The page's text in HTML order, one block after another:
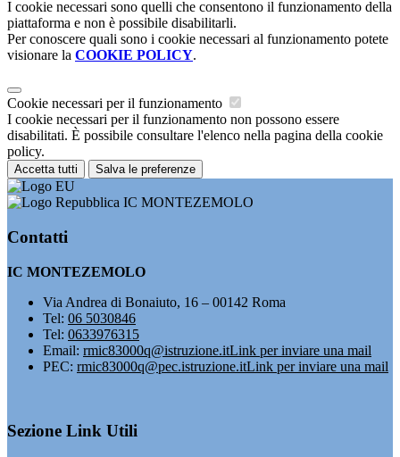
I cookie necessari sono quelli che consentono il funzionamento della
piattaforma e non è possibile disabilitarli.
Per conoscere quali sono i cookie necessari al funzionamento potete
visionare la COOKIE POLICY.
Cookie necessari per il funzionamento
I cookie necessari per il funzionamento non possono essere
disabilitati. È possibile consultare l'elenco nella pagina della cookie
policy.
Accetta tutti Salva le preferenze
IC MONTEZEMOLO
Contatti
IC MONTEZEMOLO
Via Andrea di Bonaiuto, 16 – 00142 Roma
Tel: 06 5030846
Tel: 0633976315
Email: rmic83000q@istruzione.itLink per inviare una mail
PEC: rmic83000q@pec.istruzione.itLink per inviare una mail
Sezione Link Utili